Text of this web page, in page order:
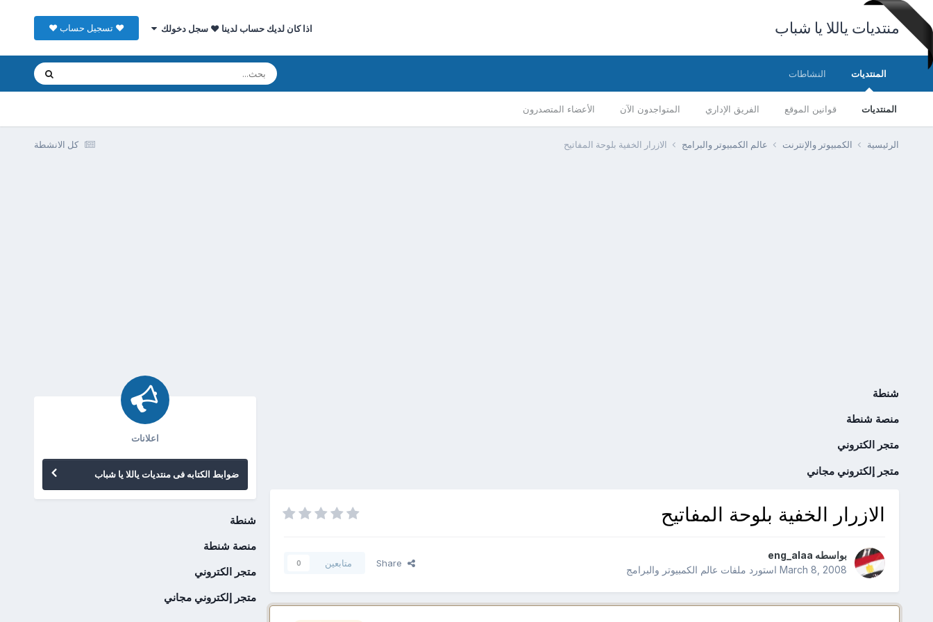
منتديات ياللا يا شباب اذا كان لديك حساب لدينا ♥ سجل دخولك ♥ تسجيل حساب ♥
المنتديات
المنتديات قوانين الموقع الفريق الإداري المتواجدون الآن الأعضاء المتصدرون
النشاطات
كل الانشطة الرئيسية الكمبيوتر والإنترنت عالم الكمبيوتر والبرامج الازرار الخفية بلوحة المفاتيح
شنطة
منصة شنطة
متجر الكتروني
متجر إلكتروني مجاني
الازرار الخفية بلوحة المفاتيح
بواسطه eng_alaa
March 8, 2008استورد ملفات عالم الكمبيوتر والبرامج
Share متابعين 0
اعلانات
ضوابط الكتابه فى منتديات ياللا يا شباب
شنطة
منصة شنطة
متجر الكتروني
متجر إلكتروني مجاني